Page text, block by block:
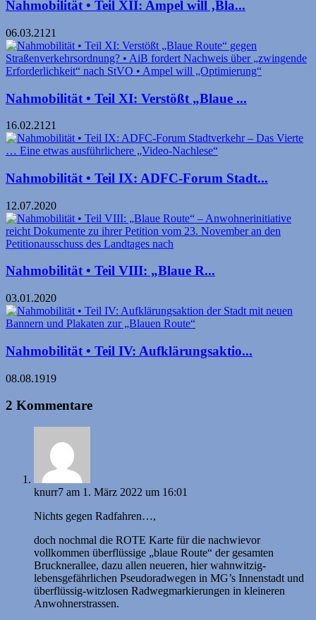
Nahmobilität • Teil XII: Ampel will ‚Bla...
06.03.2121
Nahmobilität • Teil XI: Verstößt „Blaue ...
16.02.2121
Nahmobilität • Teil IX: ADFC-Forum Stadt...
12.07.2020
Nahmobilität • Teil VIII: „Blaue R...
03.01.2020
Nahmobilität • Teil IV: Aufklärungsaktio...
08.08.1919
2 Kommentare
knurr7 am 1. März 2022 um 16:01
Nichts gegen Radfahren…,
doch nochmal die ROTE Karte für die nachwievor
vollkommen überflüssige „blaue Route“ der gesamten
Brucknerallee, dazu allen neueren, hier wahnwitzig-
lebensgefährlichen Pseudoradwegen in MG’s Innenstadt und
überflüssig-witzlosen Radwegmarkierungen in kleineren
Anwohnerstrassen.